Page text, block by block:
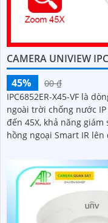
CAMERA UNIVIEW
45%
00 ₫
IPC6852ER-X45-VF là
ngoài trời chống nước
đến 45X, khả năng
hồng ngoại Smart IR lên